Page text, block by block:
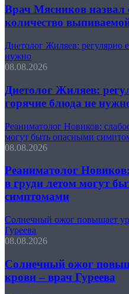
Врач Мясников назвал
количество
Диетолог Жиляев: регулярно
нужно
08.08.2026
Диетолог Жиляев:
горячие блюда не
Реаниматолог Новиков:
могут быть опасными
08.08.2026
Реаниматолог
в груди летом могут
симптомами
Солнечный ожог повышает
Гуреева
08.08.2026
Солнечный ожог
крови – врач Гуреева